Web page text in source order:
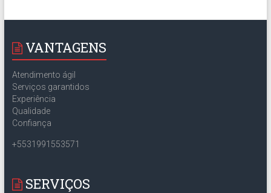
VANTAGENS
Atendimento ágil
Serviços garantidos
Experiência
Qualidade
Confiança
+5531991553571
SERVIÇOS